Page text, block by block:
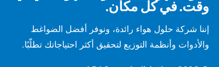
وقت. في كل مكان.
إننا شركة حلول هواء رائدة، ونوفر أفضل الضواغط
والأدوات وأنظمة التوزيع لتحقيق أكثر احتياجاتك تطلّبًا.